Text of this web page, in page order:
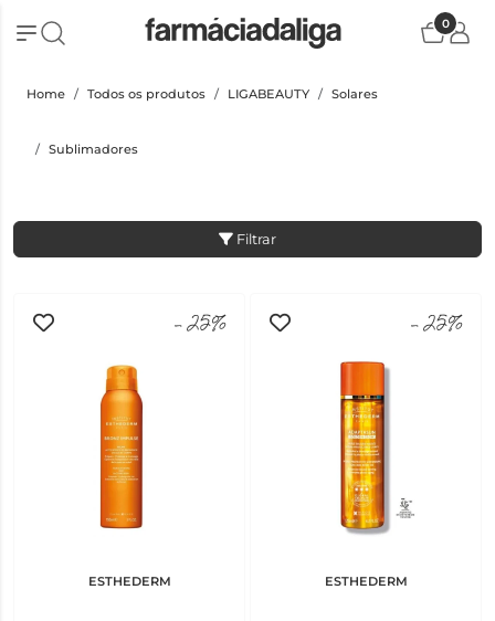
0
Home Todos os produtos LIGABEAUTY Solares
Sublimadores
Filtrar
-25%
ESTHEDERM
-25%
ESTHEDERM